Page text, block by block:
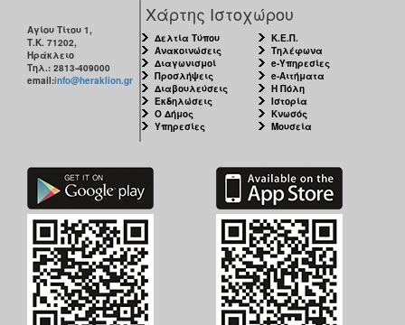
Αγίου Τίτου 1,
Τ.Κ. 71202,
Ηράκλειο
Τηλ.: 2813-409000
email:info@heraklion.gr
Χάρτης Ιστοχώρου
Δελτία Τύπου
Ανακοινώσεις
Διαγωνισμοί
Προσλήψεις
Διαβουλεύσεις
Εκδηλώσεις
Ο Δήμος
Υπηρεσίες
Κ.Ε.Π.
Τηλέφωνα
e-Υπηρεσίες
e-Αιτήματα
Η Πόλη
Ιστορία
Κνωσός
Μουσεία